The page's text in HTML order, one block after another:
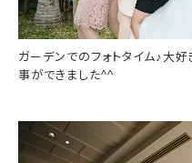
ガーデンでのフォトタイム♪大
事ができました^^